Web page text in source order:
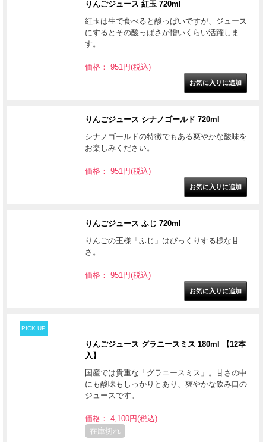
りんごジュース 紅玉 720ml
紅玉は生で食べると酸っぱいですが、ジュース
にするとその酸っぱさが憎いくらい活躍しま
す。
価格： 951円(税込)
りんごジュース シナノゴールド 720ml
シナノゴールドの特徴でもある爽やかな酸味を
お楽しみください。
価格： 951円(税込)
りんごジュース ふじ 720ml
りんごの王様「ふじ」はびっくりする様な甘
さ。
価格： 951円(税込)
PICK UP
りんごジュース グラニースミス 180ml 【12本
入】
国産では貴重な「グラニースミス」。甘さの中
にも酸味もしっかりとあり、爽やかな飲み口の
ジュースです。
価格： 4,100円(税込)
在庫切れ